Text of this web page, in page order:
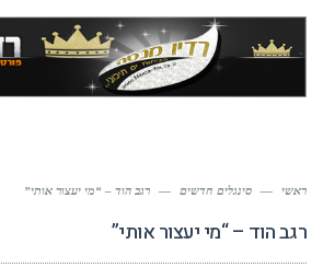
ראשי — סינגלים חדשים — רגב הוד – “מי יעצור אותי”
רגב הוד – “מי יעצור אותי”